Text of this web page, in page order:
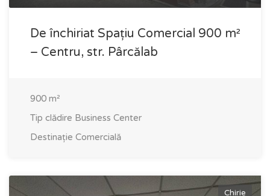
De închiriat Spațiu Comercial 900 m²
– Centru, str. Pârcălab
900 m²
Tip clădire Business Center
Destinație Comercială
Chirie